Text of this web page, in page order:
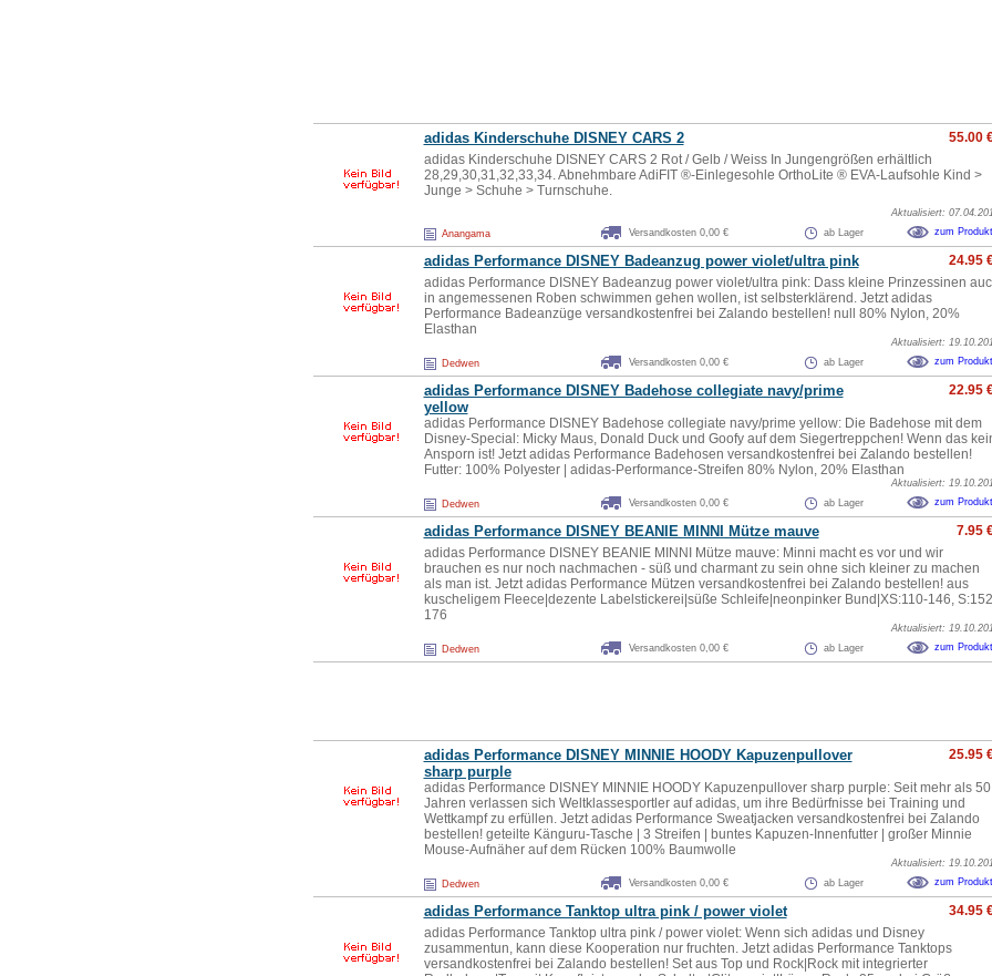
adidas Kinderschuhe DISNEY CARS 2 55.00
adidas Kinderschuhe DISNEY CARS 2 Rot / Gelb / Weiss In Jungengrößen erhältlich
28,29,30,31,32,33,34. Abnehmbare AdiFIT ®-Einlegesohle OrthoLite ® EVA-Laufsohle Kind >
Junge > Schuhe > Turnschuhe.
Aktualisiert:
Anangama
Versandkosten 0,00 € ab Lager zum Produkt
adidas Performance DISNEY Badeanzug power violet/ultra pink 24.95
adidas Performance DISNEY Badeanzug power violet/ultra pink: Dass kleine Prinzessinen
in angemessenen Roben schwimmen gehen wollen, ist selbsterklärend. Jetzt adidas
Performance Badeanzüge versandkostenfrei bei Zalando bestellen! null 80% Nylon, 20%
Elasthan
Aktualisiert:
Dedwen
Versandkosten 0,00 € ab Lager zum Produkt
adidas Performance DISNEY Badehose collegiate navy/prime
yellow
22.95
adidas Performance DISNEY Badehose collegiate navy/prime yellow: Die Badehose mit dem
Disney-Special: Micky Maus, Donald Duck und Goofy auf dem Siegertreppchen! Wenn das
Ansporn ist! Jetzt adidas Performance Badehosen versandkostenfrei bei Zalando bestellen!
Futter: 100% Polyester | adidas-Performance-Streifen 80% Nylon, 20% Elasthan
Aktualisiert:
Dedwen
Versandkosten 0,00 € ab Lager zum Produkt
adidas Performance DISNEY BEANIE MINNI Mütze mauve 7.95
adidas Performance DISNEY BEANIE MINNI Mütze mauve: Minni macht es vor und wir
brauchen es nur noch nachmachen - süß und charmant zu sein ohne sich kleiner zu machen
als man ist. Jetzt adidas Performance Mützen versandkostenfrei bei Zalando bestellen! aus
kuscheligem Fleece|dezente Labelstickerei|süße Schleife|neonpinker Bund|XS:110-146,
176
Aktualisiert:
Dedwen
Versandkosten 0,00 € ab Lager zum Produkt
adidas Performance DISNEY MINNIE HOODY Kapuzenpullover
sharp purple
25.95
adidas Performance DISNEY MINNIE HOODY Kapuzenpullover sharp purple: Seit mehr als 50
Jahren verlassen sich Weltklassesportler auf adidas, um ihre Bedürfnisse bei Training und
Wettkampf zu erfüllen. Jetzt adidas Performance Sweatjacken versandkostenfrei bei Zalando
bestellen! geteilte Känguru-Tasche | 3 Streifen | buntes Kapuzen-Innenfutter | großer Minnie
Mouse-Aufnäher auf dem Rücken 100% Baumwolle
Aktualisiert:
Dedwen
Versandkosten 0,00 € ab Lager zum Produkt
adidas Performance Tanktop ultra pink / power violet 34.95
adidas Performance Tanktop ultra pink / power violet: Wenn sich adidas und Disney
zusammentun, kann diese Kooperation nur fruchten. Jetzt adidas Performance Tanktops
versandkostenfrei bei Zalando bestellen! Set aus Top und Rock|Rock mit integrierter